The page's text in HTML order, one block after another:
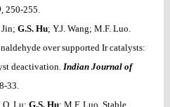
, 250-255.
G.S. Hu; Y.J. Wang; M.F. Luo.
over supported Ir catalysts:
deactivation. Indian Journal of
33.
Lu; G.S. Hu; M.F. Luo. Stable